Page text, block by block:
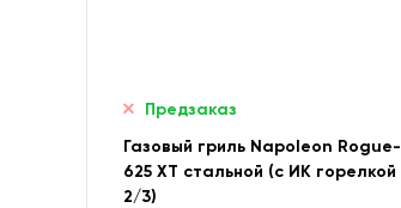
Предзаказ
Газовый гриль Napoleon Rogue-
625 XT стальной (с ИК горелкой
2/3)